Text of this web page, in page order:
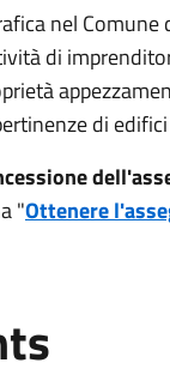
nel Comune
di
di
"Ottenere